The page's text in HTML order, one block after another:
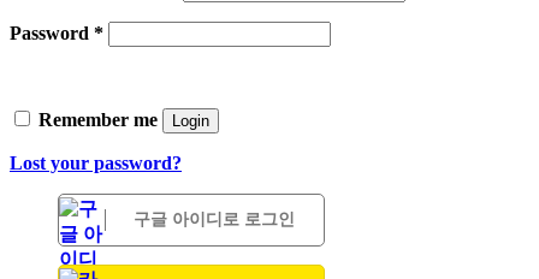
Password *
Remember me Login
Lost your password?
구글 아이디로 로그인